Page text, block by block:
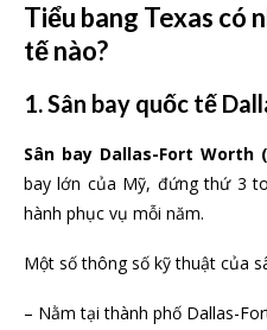
Tiểu bang Texas có
tế nào?
1. Sân bay quốc tế
Sân bay Dallas-Fort Worth
bay lớn của Mỹ, đứng thứ 3
hành phục vụ mỗi năm.
Một số thông số kỹ thuật của
– Nằm tại thành phố Dallas-